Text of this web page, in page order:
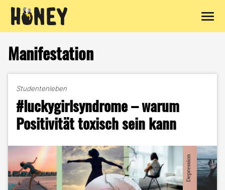
Inhalt
springen
Manifestation
Studentenleben
#luckygirlsyndrome – warum
Positivität toxisch sein kann